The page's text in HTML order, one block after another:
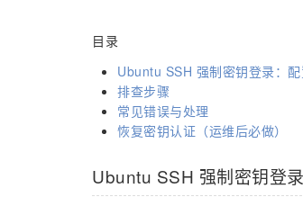
目录
Ubuntu SSH 强制密钥登录：
排查步骤
常见错误与处理
恢复密钥认证（运维后必做）
Ubuntu SSH 强制密钥登